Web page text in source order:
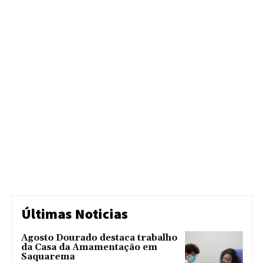
Últimas Noticias
Agosto Dourado destaca trabalho
da Casa da Amamentação em
Saquarema